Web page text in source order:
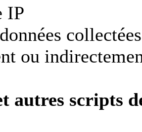
IP
ou
autres scripts